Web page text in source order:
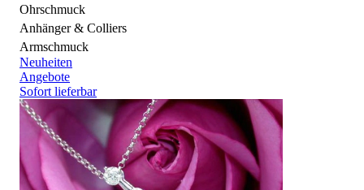
Ohrschmuck
Anhänger & Colliers
Armschmuck
Neuheiten
Angebote
Sofort lieferbar